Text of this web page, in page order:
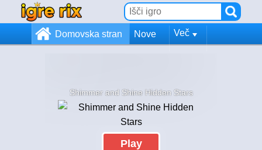
Domovska stran Nove Več
Shimmer and Shine Hidden Stars
Play